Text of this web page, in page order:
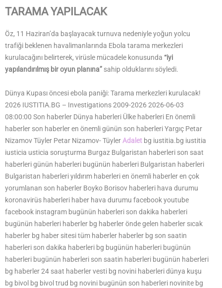
TARAMA YAPILACAK
Öz, 11 Haziran’da başlayacak turnuva nedeniyle yoğun yolcu
trafiği beklenen havalimanlarında Ebola tarama merkezleri
kurulacağını belirterek, virüsle mücadele konusunda “iyi
yapılandırılmış bir oyun planına” sahip olduklarını söyledi.
Dünya Kupası öncesi ebola paniği: Tarama merkezleri kurulacak!
2026 IUSTITIA.BG – Investigations 2009-2026 2026-06-03
08:00:00 Son haberler Dünya haberleri Ülke haberleri En önemli
haberler son haberler en önemli günün son haberleri Yargıç Petar
Nizamov Tüyler Petar Nizamov- TüylerAdalet bg iustitia.bg iustitia
iusticia usticia soruşturma Burgaz Bulgaristan haberleri son saat
haberleri günün haberleri bugünün haberleri Bulgaristan haberleri
Bulgaristan haberleri yıldırım haberleri en önemli haberler en çok
yorumlanan son haberler Boyko Borisov haberleri hava durumu
koronavirüs haberleri haber hava durumu facebook youtube
facebook instagram bugünün haberleri son dakika haberleri
bugünün haberleri haberler bg haberler önde gelen haberler sıcak
haberler bg haber sitesi tüm haberler haberler bg son saatin
haberleri son dakika haberleri bg bugünün haberleri bugünün
haberleri bugünün haberleri son saatin haberleri bugünün haberleri
bg haberler 24 saat haberler vesti bg novini haberleri dünya kuşu
bg bivol bg bivol trud bg novini bugünün son haberleri novinite bg